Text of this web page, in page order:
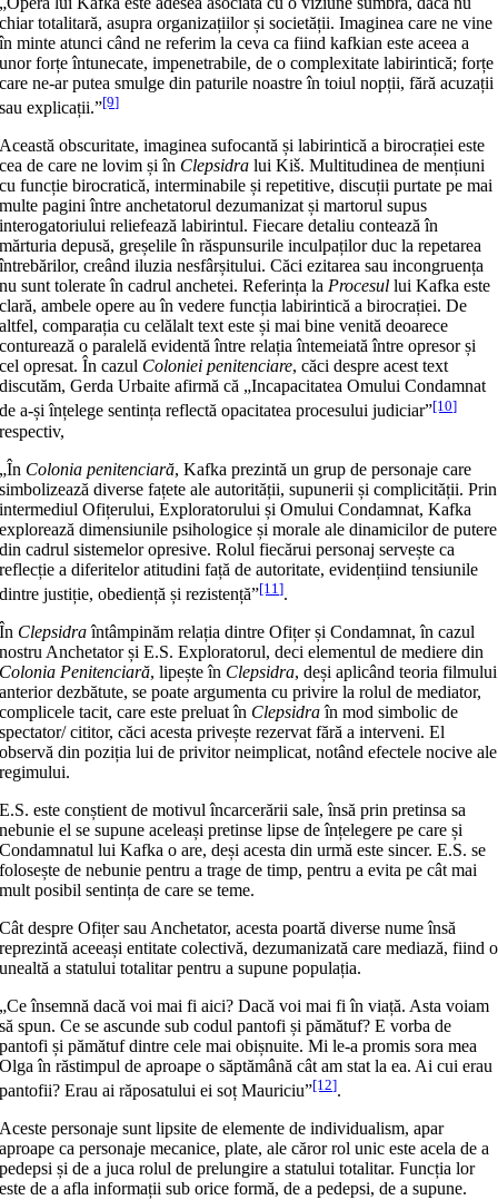
chiar totalitară, asupra organizațiilor și societății. Imaginea care ne vine
în minte atunci când ne referim la ceva ca fiind kafkian este aceea a
unor forțe întunecate, impenetrabile, de o complexitate labirintică; forțe
care ne-ar putea smulge din paturile noastre în toiul nopții, fără acuzații
sau explicații.”[9]
Această obscuritate, imaginea sufocantă și labirintică a birocrației este
cea de care ne lovim și în Clepsidra lui Kiš. Multitudinea de mențiuni
cu funcție birocratică, interminabile și repetitive, discuții purtate pe mai
multe pagini între anchetatorul dezumanizat și martorul supus
interogatoriului reliefează labirintul. Fiecare detaliu contează în
mărturia depusă, greșelile în răspunsurile inculpaților duc la repetarea
întrebărilor, creând iluzia nesfârșitului. Căci ezitarea sau incongruența
nu sunt tolerate în cadrul anchetei. Referința la Procesul lui Kafka este
clară, ambele opere au în vedere funcția labirintică a birocrației. De
altfel, comparația cu celălalt text este și mai bine venită deoarece
conturează o paralelă evidentă între relația întemeiată între opresor și
cel opresat. În cazul Coloniei penitenciare, căci despre acest text
discutăm, Gerda Urbaite afirmă că „Incapacitatea Omului Condamnat
de a-și înțelege sentința reflectă opacitatea procesului judiciar”[10]
respectiv,
„În Colonia penitenciară, Kafka prezintă un grup de personaje care
simbolizează diverse fațete ale autorității, supunerii și complicității. Prin
intermediul Ofițerului, Exploratorului și Omului Condamnat, Kafka
explorează dimensiunile psihologice și morale ale dinamicilor de putere
din cadrul sistemelor opresive. Rolul fiecărui personaj servește ca
reflecție a diferitelor atitudini față de autoritate, evidențiind tensiunile
dintre justiție, obediență și rezistență”[11].
În Clepsidraîntâmpinăm relația dintre Ofițer și Condamnat, în cazul
nostru Anchetator și E.S. Exploratorul, deci elementul de mediere din
Colonia Penitenciară, lipește în Clepsidra, deși aplicând teoria filmului
anterior dezbătute, se poate argumenta cu privire la rolul de mediator,
complicele tacit, care este preluat în Clepsidraîn mod simbolic de
spectator/ cititor, căci acesta privește rezervat fără a interveni. El
observă din poziția lui de privitor neimplicat, notând efectele nocive ale
regimului.
E.S. este conștient de motivul încarcerării sale, însă prin pretinsa sa
nebunie el se supune aceleași pretinse lipse de înțelegere pe care și
Condamnatul lui Kafka o are, deși acesta din urmă este sincer. E.S. se
folosește de nebunie pentru a trage de timp, pentru a evita pe cât mai
mult posibil sentința de care se teme.
Cât despre Ofițer sau Anchetator, acesta poartă diverse nume însă
reprezintă aceeași entitate colectivă, dezumanizată care mediază, fiind o
unealtă a statului totalitar pentru a supune populația.
„Ce însemnă dacă voi mai fi aici? Dacă voi mai fi în viață. Asta voiam
să spun. Ce se ascunde sub codul pantofi și pămătuf? E vorba de
pantofi și pămătuf dintre cele mai obișnuite. Mi le-a promis sora mea
Olga în răstimpul de aproape o săptămână cât am stat la ea. Ai cui erau
pantofii? Erau ai răposatului ei soț Mauriciu”[12].
Aceste personaje sunt lipsite de elemente de individualism, apar
aproape ca personaje mecanice, plate, ale căror rol unic este acela de a
pedepsi și de a juca rolul de prelungire a statului totalitar. Funcția lor
este de a afla informații sub orice formă, de a pedepsi, de a supune.